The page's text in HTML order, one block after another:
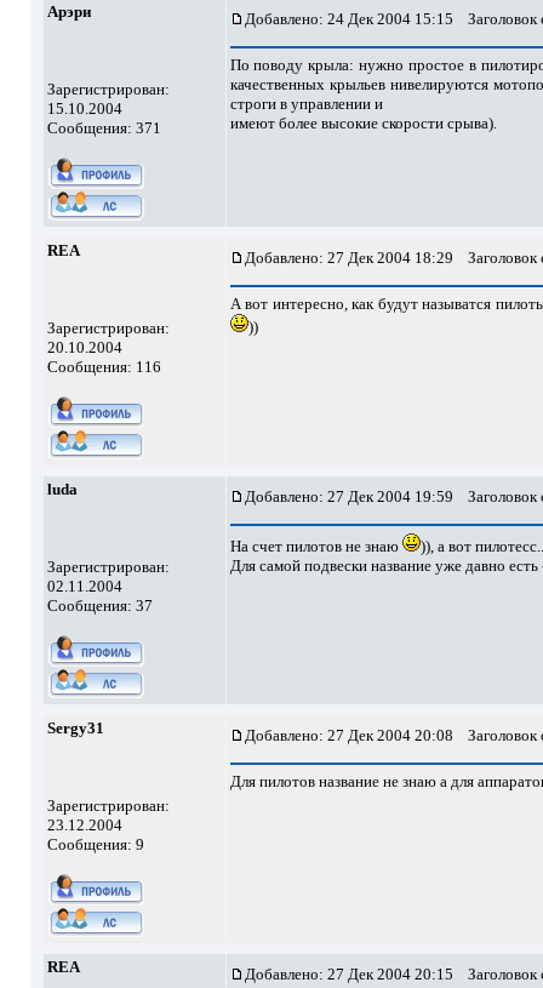
Арэри
Зарегистрирован:
15.10.2004
Сообщения: 371
Добавлено: 24 Дек 2004 15:15 Заголовок
По поводу крыла: нужно простое в
качественных крыльев нивелируются
строги в управлении и
имеют более высокие скорости срыва).
REA
Зарегистрирован:
20.10.2004
Сообщения: 116
Добавлено: 27 Дек 2004 18:29
А вот интересно, как будут называтся
))
luda
Зарегистрирован:
02.11.2004
Сообщения: 37
Добавлено: 27 Дек 2004 19:59
На счет пилотов не знаю
)), а вот
Для самой подвески название уже давно
Sergy31
Зарегистрирован:
23.12.2004
Сообщения: 9
Добавлено: 27 Дек 2004 20:08
Для пилотов название не знаю а для
REA Добавлено: 27 Дек 2004 20:15